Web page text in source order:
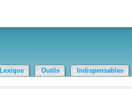
Lexique Outils Indispensables